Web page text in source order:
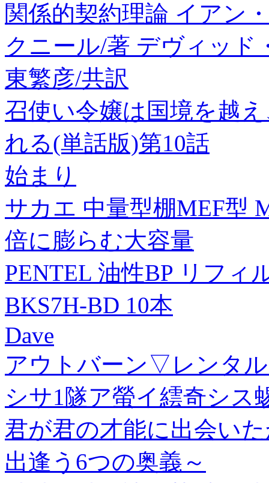
関係的契約理論 イアン
クニール/著 デヴィッド
東繁彦/共訳
召使い令嬢は国境を越
れる(単話版)第10話
始まり
サカエ 中量型棚MEF型
倍に膨らむ大容量
PENTEL 油性BP リフィ
BKS7H-BD 10本
Dave
アウトバーン▽レンタ
シサ1隧ア螢イ繧奇シス
君が君の才能に出会い
出逢う6つの奥義～